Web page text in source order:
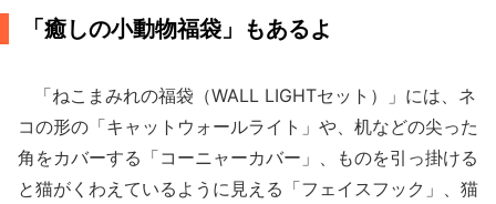
「癒しの小動物福袋」もあるよ
「ねこまみれの福袋（WALL LIGHTセット）」には、ネ
コの形の「キャットウォールライト」や、机などの尖った
角をカバーする「コーニャーカバー」、ものを引っ掛ける
と猫がくわえているように見える「フェイスフック」、猫